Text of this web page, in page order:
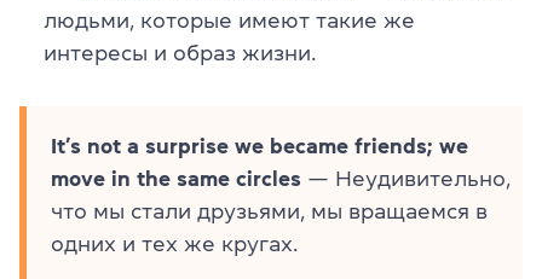
людьми, которые имеют такие же
интересы и образ жизни.
It’s not a surprise we became friends; we
move in the same circles — Неудивительно,
что мы стали друзьями, мы вращаемся в
одних и тех же кругах.